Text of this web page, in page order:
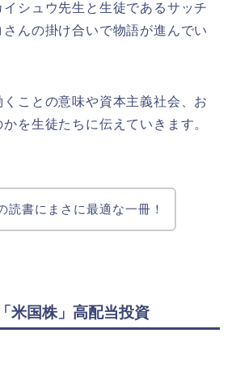
シュウ先生と生徒であるサッチ
さんの掛け合いで物語が進んでい
ことの意味や資本主義社会、お
を生徒たちに伝えていきます。
読書にまさに最適な一冊！
米国株」高配当投資